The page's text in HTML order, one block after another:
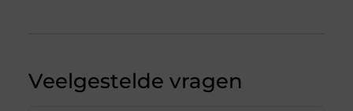
Veelgestelde vragen